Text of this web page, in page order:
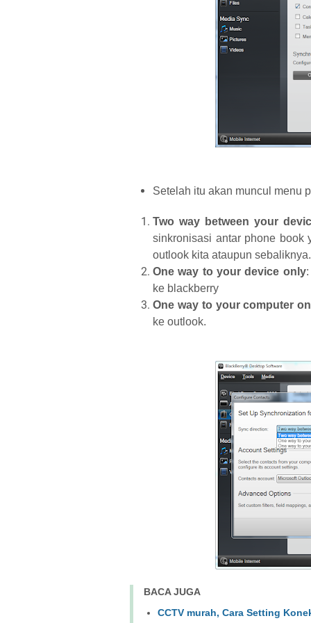
Setelah itu akan muncul menu
Two way between your
sinkronisasi antar phone book
outlook kita ataupun sebaliknya.
One way to your device only:
ke blackberry
One way to your computer
ke outlook.
BACA JUGA
CCTV murah, Cara Setting